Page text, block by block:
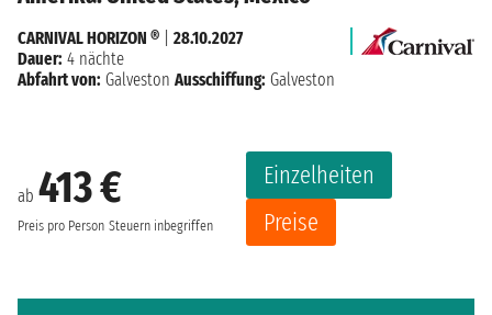
ab 413 €
Preis pro Person Steuern inbegriffen
Einzelheiten
Preise
CARNIVAL HORIZON ®
28.10.2027
Dauer: 4 nächte
Abfahrt von: Galveston Ausschiffung: Galveston